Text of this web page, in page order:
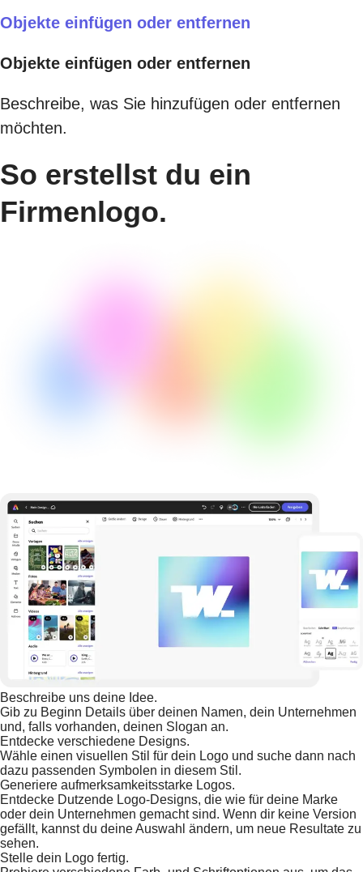
Objekte einfügen oder entfernen
Objekte einfügen oder entfernen
Beschreibe, was Sie hinzufügen oder entfernen
möchten.
So erstellst du ein
Firmenlogo.
Beschreibe uns deine Idee.
Gib zu Beginn Details über deinen Namen, dein Unternehmen
und, falls vorhanden, deinen Slogan an.
Entdecke verschiedene Designs.
Wähle einen visuellen Stil für dein Logo und suche dann nach
dazu passenden Symbolen in diesem Stil.
Generiere aufmerksamkeitsstarke Logos.
Entdecke Dutzende Logo-Designs, die wie für deine Marke
oder dein Unternehmen gemacht sind. Wenn dir keine Version
gefällt, kannst du deine Auswahl ändern, um neue Resultate zu
sehen.
Stelle dein Logo fertig.